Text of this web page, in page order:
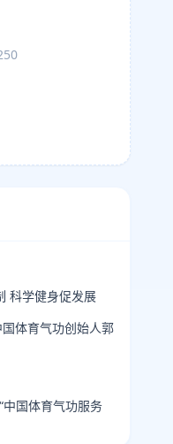
科学健身促发展
体育气功创始人郭